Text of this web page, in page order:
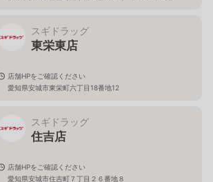
スギドラッグ
東栄東店
店舗HPをご確認ください
愛知県安城市東栄町六丁目18番地12
スギドラッグ
住吉店
店舗HPをご確認ください
愛知県安城市住吉町７丁目２６番地８